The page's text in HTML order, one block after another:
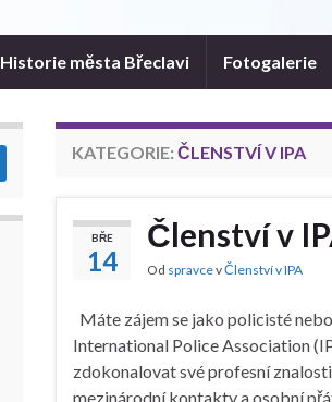
Historie města Břeclavi Fotogalerie
KATEGORIE: ČLENSTVÍ V IPA
BŘE
14
Členství v
Od spravcevČlenství v IPA
Máte zájem se jako policisté
International Police Association
zdokonalovat své profesní
mezinárodní kontakty a osobní